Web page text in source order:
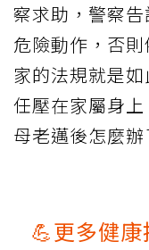
察求助，警察
危險動作，否
家的法規就是
任壓在家屬身
母老邁後怎麼辦
💪更多健康